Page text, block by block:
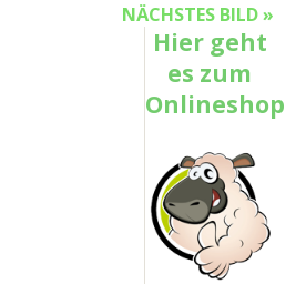
NÄCHSTES BILD »
Hier geht
es zum
Onlineshop